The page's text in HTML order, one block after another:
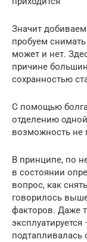
Значит
пробуем
может и нет.
причине
сохранностью
С помощью
отделению
возможность не
В принципе, по
в состоянии
вопрос, как
говорилось
факторов. Даже
подтапливалась